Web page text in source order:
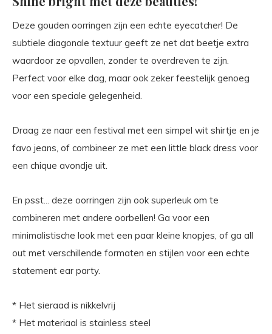
Deze gouden oorringen zijn een echte eyecatcher! De
subtiele diagonale textuur geeft ze net dat beetje extra
waardoor ze opvallen, zonder te overdreven te zijn.
Perfect voor elke dag, maar ook zeker feestelijk genoeg
voor een speciale gelegenheid.
Draag ze naar een festival met een simpel wit shirtje en je
favo jeans, of combineer ze met een little black dress voor
een chique avondje uit.
En psst... deze oorringen zijn ook superleuk om te
combineren met andere oorbellen! Ga voor een
minimalistische look met een paar kleine knopjes, of ga all
out met verschillende formaten en stijlen voor een echte
statement ear party.
* Het sieraad is nikkelvrij
* Het materiaal is stainless steel